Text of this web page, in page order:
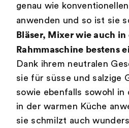
genau wie
anwenden und so ist sie
Bläser, Mixer wie auch in
Rahmmaschine bestens
Dank ihrem neutralen
sie für süsse und salzige
sowie ebenfalls sowohl in
in der warmen Küche
sie schmilzt auch